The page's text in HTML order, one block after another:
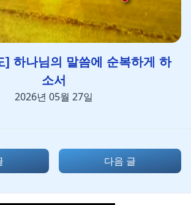
] 하나님의 말씀에 순복하게 하
소서
2026년 05월 27일
다음 글